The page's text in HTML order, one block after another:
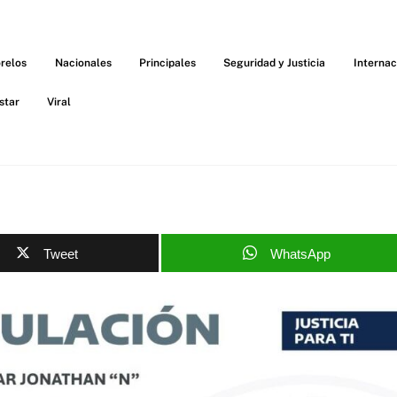
Nacionales Principales Seguridad y Justicia
Viral
Tweet WhatsApp